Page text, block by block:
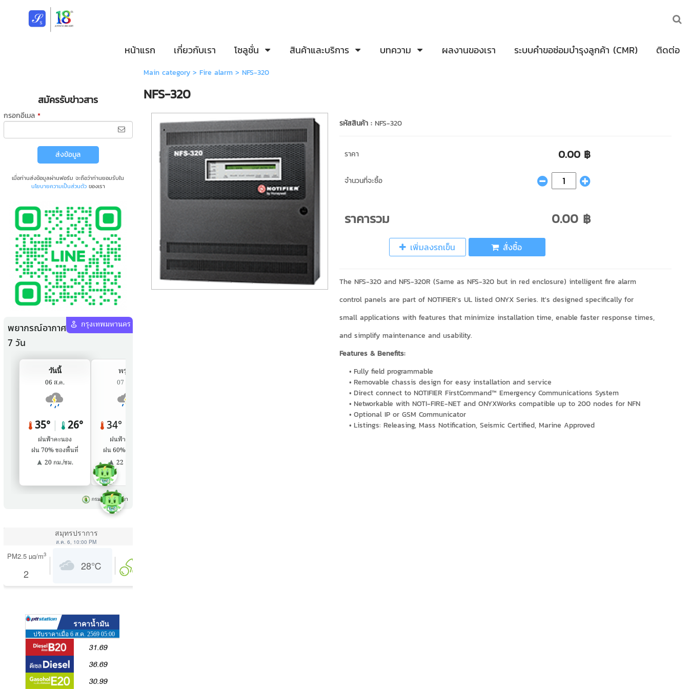
หน้าแรก เกี่ยวกับเรา โซลูชั่น สินค้าและบริการ บทความ ผลงานของเรา ระบบคำขอซ่อมบำรุงลูกค้า (CMR) ติดต่อ
สมัครรับข่าวสาร
กรอกอีเมล *
ส่งข้อมูล
เมื่อท่านส่งข้อมูลผ่านฟอร์ม จะถือว่าท่านยอมรับใน
นโยบายความเป็นส่วนตัวของเรา
สมุทรปราการ
ส.ค. 6, 10:00 PM
PM2.5 µg/m3
2
28℃
Main category> Fire alarm> NFS-320
NFS-320
รหัสสินค้า : NFS-320
ราคา 0.00 ฿
จำนวนที่จะซื้อ
ราคารวม 0.00 ฿
เพิ่มลงรถเข็น สั่งซื้อ
The NFS-320 and NFS-320R (Same as NFS-320 but in red enclosure) intelligent fire alarm
control panels are part of NOTIFIER's UL listed ONYX Series. It's designed specifically for
small applications with features that minimize installation time, enable faster response times,
and simplify maintenance and usability.
Features & Benefits:
Fully field programmable
Removable chassis design for easy installation and service
Direct connect to NOTIFIER FirstCommand™ Emergency Communications System
Networkable with NOTI-FIRE-NET and ONYXWorks compatible up to 200 nodes for NFN
Optional IP or GSM Communicator
Listings: Releasing, Mass Notification, Seismic Certified, Marine Approved